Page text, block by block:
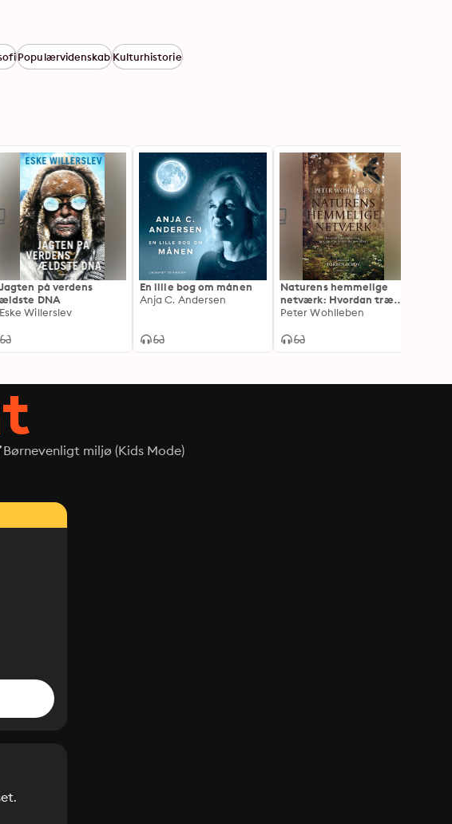
PopulærvidenskabKulturhistorie
Jagten på verdens
ældste DNA
Eske Willerslev
En lille bog om månen
Anja C. Andersen
Naturens hemmelige
netværk: Hvordan træer
laver skyer og regnorme
Peter Wohlleben
Børnevenligt miljø (Kids Mode)